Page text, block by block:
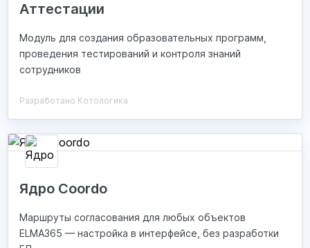
Аттестации
Модуль для создания образовательных программ,
проведения тестирований и контроля знаний
сотрудников
Разработано Котологика
Ядро Coordo
Маршруты согласования для любых объектов
ELMA365 — настройка в интерфейсе, без разработки